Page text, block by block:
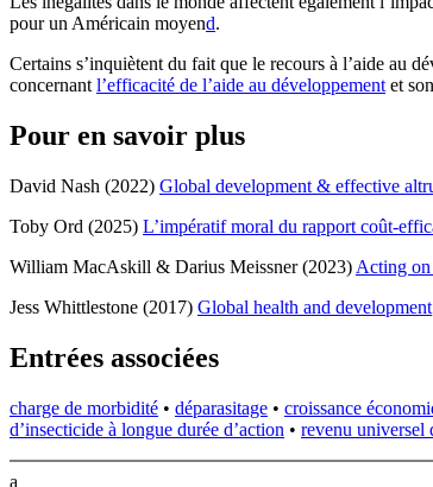
pour un Américain moyen⁠d.
Certains s’inquiètent du fait que le recours à l’aide au
concernant l’efficacité de l’aide au développement et
Pour en savoir plus
David Nash (2022) Global development & effective
Toby Ord (2025) L’impératif moral du rapport coût-
William MacAskill & Darius Meissner (2023) Acting
Jess Whittlestone (2017) Global health and development
Entrées associées
charge de morbidité • déparasitage • croissance
d’insecticide à longue durée d’action • revenu universel
a